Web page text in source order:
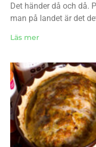
Det händer då och då.
man på landet är det
Läs mer